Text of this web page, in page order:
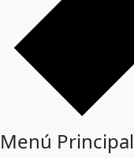
Menú Principal